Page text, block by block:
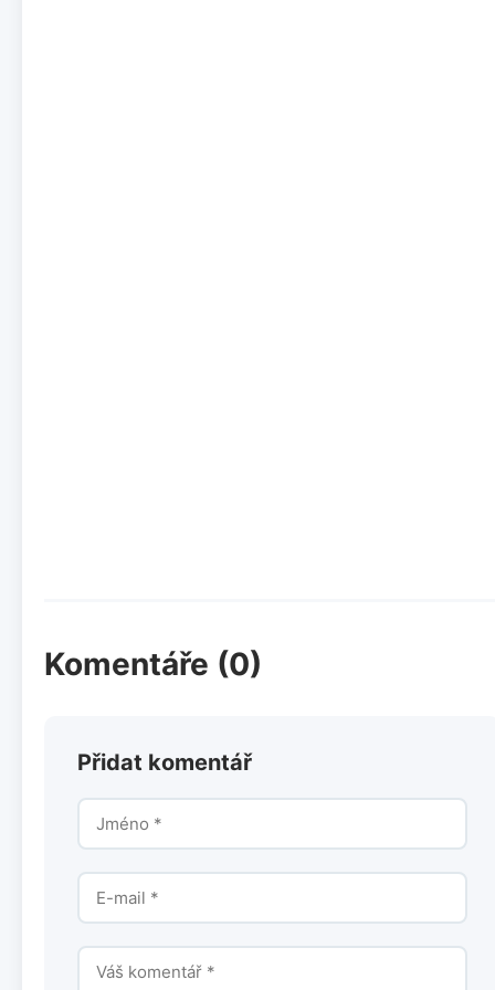
Komentáře (0)
Přidat komentář